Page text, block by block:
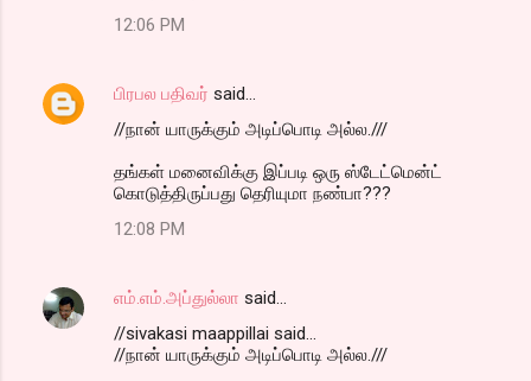
12:06 PM
பிரபல பதிவர் said…
//நான் யாருக்கும் அடிப்பொடி அல்ல.///
தங்கள் மனைவிக்கு இப்படி ஒரு ஸ்டேட்மென்ட்
கொடுத்திருப்பது தெரியுமா நண்பா???
12:08 PM
எம்.எம்.அப்துல்லா said…
//sivakasi maappillai said...
//நான் யாருக்கும் அடிப்பொடி அல்ல.///